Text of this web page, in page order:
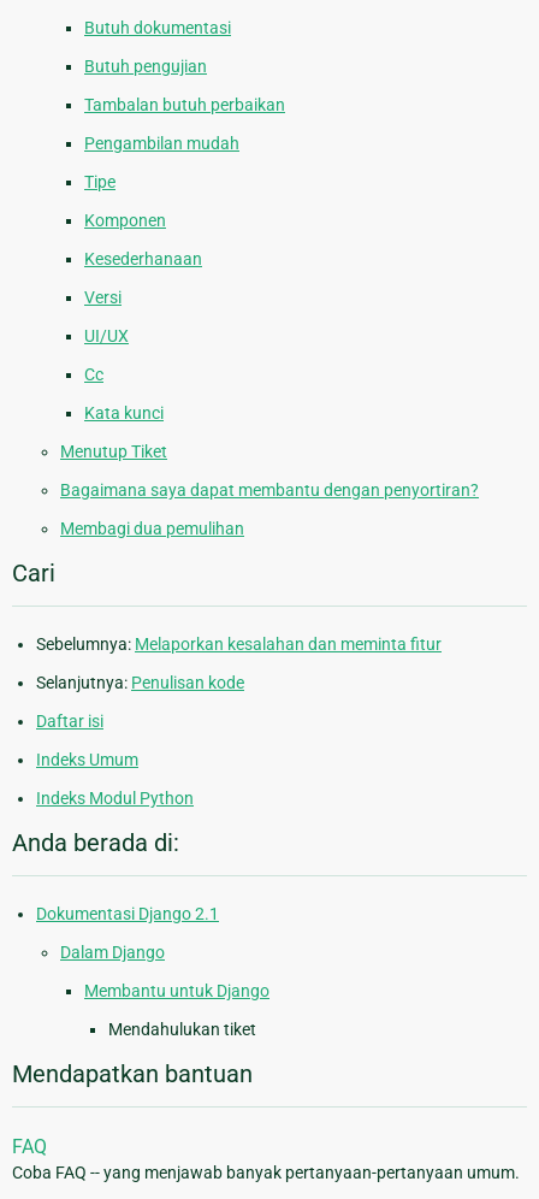
Butuh dokumentasi
Butuh pengujian
Tambalan butuh perbaikan
Pengambilan mudah
Tipe
Komponen
Kesederhanaan
Versi
UI/UX
Cc
Kata kunci
Menutup Tiket
Bagaimana saya dapat membantu dengan penyortiran?
Membagi dua pemulihan
Cari
Sebelumnya: Melaporkan kesalahan dan meminta fitur
Selanjutnya: Penulisan kode
Daftar isi
Indeks Umum
Indeks Modul Python
Anda berada di:
Dokumentasi Django 2.1
Dalam Django
Membantu untuk Django
Mendahulukan tiket
Mendapatkan bantuan
FAQ
Coba FAQ -- yang menjawab banyak pertanyaan-pertanyaan umum.